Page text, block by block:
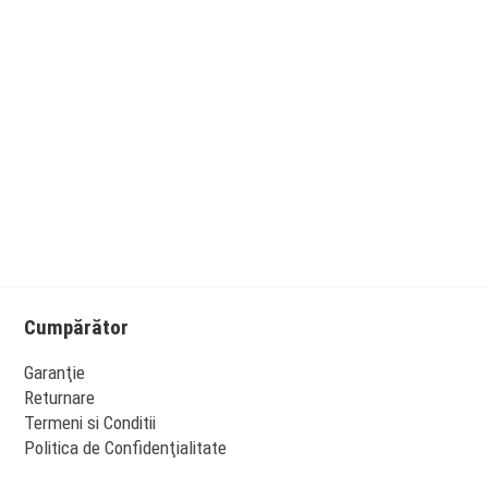
Cumpărător
Garanţie
Returnare
Termeni si Conditii
Politica de Confidenţialitate